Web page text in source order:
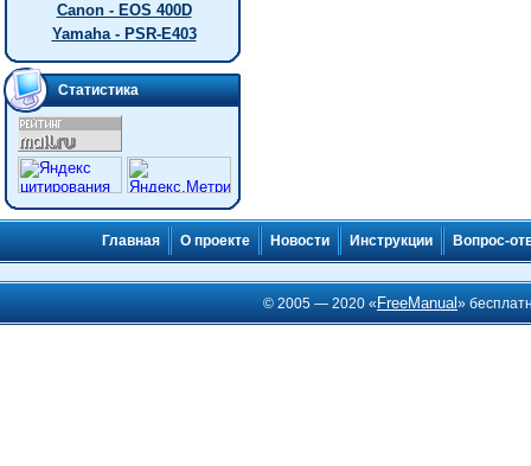
Canon - EOS 400D
Yamaha - PSR-E403
Статистика
Главная О проекте Новости Инструкции Вопрос-
© 2005 — 2020 « FreeManual»